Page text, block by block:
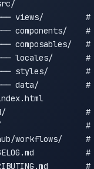
views/         # 页
components/    #
composables/
locales/       # 国
styles/        #
data/          # 岗
# 构建
#
workflows/     #
#